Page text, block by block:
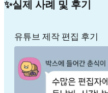
✨실제 사례 및 후기
유튜브 제작 편집 후기